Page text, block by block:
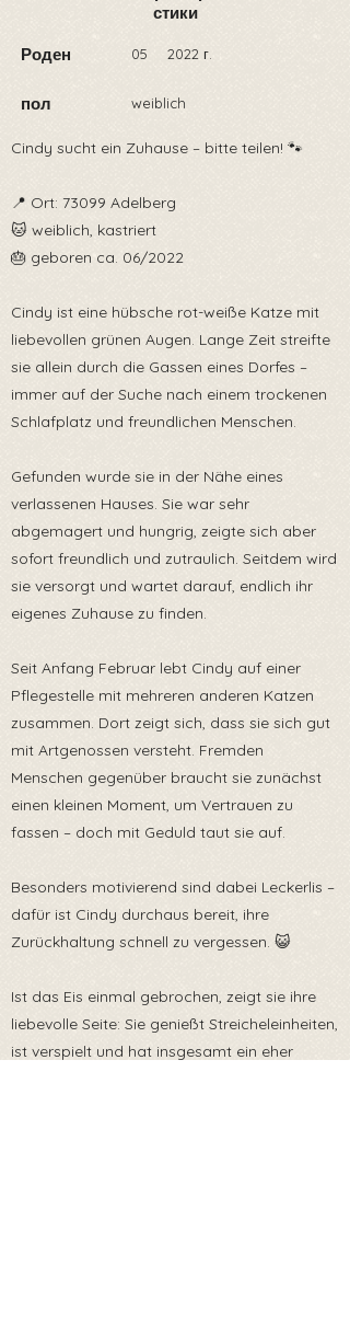
стики
Роден
пол
05 2022 г.
weiblich
Cindy sucht ein Zuhause – bitte teilen! 🐾
📍 Ort: 73099 Adelberg
🐱 weiblich, kastriert
🎂 geboren ca. 06/2022
Cindy ist eine hübsche rot-weiße Katze mit
liebevollen grünen Augen. Lange Zeit streifte
sie allein durch die Gassen eines Dorfes –
immer auf der Suche nach einem trockenen
Schlafplatz und freundlichen Menschen.
Gefunden wurde sie in der Nähe eines
verlassenen Hauses. Sie war sehr
abgemagert und hungrig, zeigte sich aber
sofort freundlich und zutraulich. Seitdem wird
sie versorgt und wartet darauf, endlich ihr
eigenes Zuhause zu finden.
Seit Anfang Februar lebt Cindy auf einer
Pflegestelle mit mehreren anderen Katzen
zusammen. Dort zeigt sich, dass sie sich gut
mit Artgenossen versteht. Fremden
Menschen gegenüber braucht sie zunächst
einen kleinen Moment, um Vertrauen zu
fassen – doch mit Geduld taut sie auf.
Besonders motivierend sind dabei Leckerlis –
dafür ist Cindy durchaus bereit, ihre
Zurückhaltung schnell zu vergessen. 😺
Ist das Eis einmal gebrochen, zeigt sie ihre
liebevolle Seite: Sie genießt Streicheleinheiten,
ist verspielt und hat insgesamt ein eher